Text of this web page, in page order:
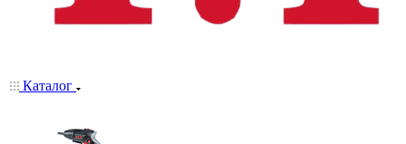
Каталог